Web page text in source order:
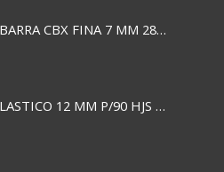
SILICONA BARRA CBX FINA 7 MM 28 CM
ESPIRAL PLASTICO 12 MM P/90 HJS X50X1500